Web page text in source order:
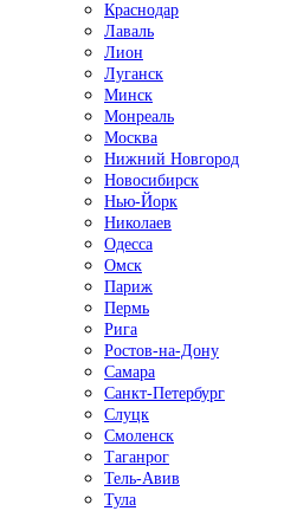
Краснодар
Лаваль
Лион
Луганск
Минск
Монреаль
Москва
Нижний Новгород
Новосибирск
Нью-Йорк
Николаев
Одесса
Омск
Париж
Пермь
Рига
Ростов-на-Дону
Самара
Санкт-Петербург
Слуцк
Смоленск
Таганрог
Тель-Авив
Тула